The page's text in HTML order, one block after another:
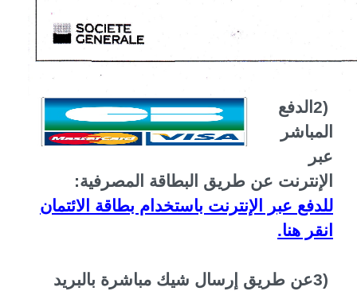
2) الدفع
المباشر
عبر
الإنترنت عن طريق البطاقة المصرفية:
للدفع عبر الإنترنت باستخدام بطاقة الائتمان
انقر هنا.
3)عن طريق إرسال شيك مباشرة بالبريد